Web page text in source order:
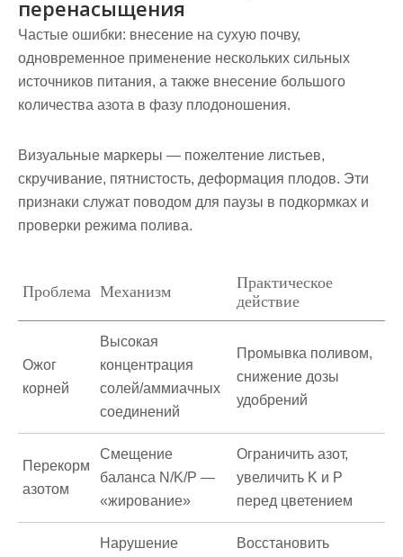
перенасыщения
Частые ошибки: внесение на сухую почву,
одновременное применение нескольких сильных
источников питания, а также внесение большого
количества азота в фазу плодоношения.
Визуальные маркеры — пожелтение листьев,
скручивание, пятнистость, деформация плодов. Эти
признаки служат поводом для паузы в подкормках и
проверки режима полива.
Проблема Механизм
Практическое
действие
Ожог
корней
Высокая
концентрация
солей/аммиачных
соединений
Промывка поливом,
снижение дозы
удобрений
Перекорм
азотом
Смещение
баланса N/K/P —
«жирование»
Ограничить азот,
увеличить K и P
перед цветением
Нарушение Восстановить